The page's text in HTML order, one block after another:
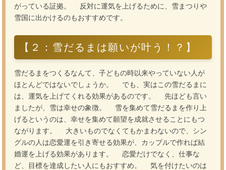
がっている証拠。 反対に運気を上げるために、雪まつりや
雪国に出かけるのもおすすめです。
【２：雪だるまは願いが叶う！？】
雪だるまをつくるなんて、子どもの時以来やっていない人が
ほとんどではないでしょうか。 でも、実はこの雪だるまに
は、運気を上げてくれる効果があるのです。 先ほども言い
ましたが、雪は幸せの象徴。 雪を集めて雪だるまを作り上
げるというのは、幸せを集めて願望を成就させることにもつ
ながります。 大きいものでなくてもかまわないので、シン
グルの人は恋愛運を引き寄せる効果が、カップルで作れば結
婚運を上げる効果があります。 恋愛だけでなく、仕事な
ど、目標を達成したい人にもおすすめ。 気を付けたいのは